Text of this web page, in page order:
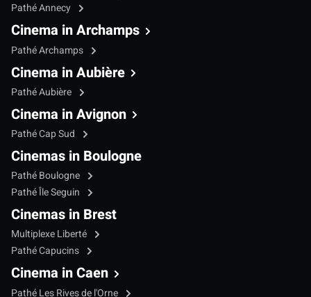
Pathé Annecy
Cinema in Archamps
Pathé Archamps
Cinema in Aubière
Pathé Aubière
Cinema in Avignon
Pathé Cap Sud
Cinemas in Boulogne
Pathé Boulogne
Pathé Île Seguin
Cinemas in Brest
Multiplexe Liberté
Pathé Capucins
Cinema in Caen
Pathé Les Rives de l'Orne